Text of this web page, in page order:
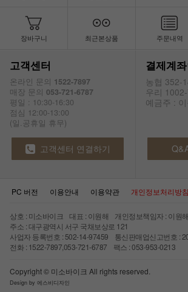
장바구니 최근본상품 주문내역
고객센터
온라인 문의 1522-7897
매장 문의 053-721-6787
평일 : 10:30-16:30
점심 12:00-13:00
(일.공휴일 휴무)
결제계
농협 352-
우리
예금주 :
고객센터 연결하기
PC 버전 이용안내 이용약관 개인정보처리방침
상호 : 미소바이크 대표 : 이원해 개인정보책임자 : 이원해
주소 : 대구광역시 서구 국채보상로 121
사업자 등록번호 : 502-14-97459 통신판매업신고번호 :
전화 : 1522-7897,053-721-6787 팩스 : 053-953-0213
Copyright © 미소바이크 All rights reserved.
Design by 에스비디자인